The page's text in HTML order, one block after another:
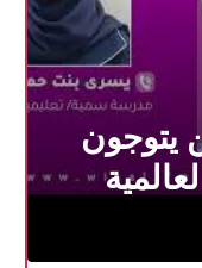
يتوجون